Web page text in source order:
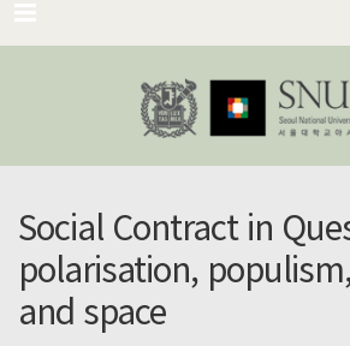
Social Contract in
polarisation,
and space